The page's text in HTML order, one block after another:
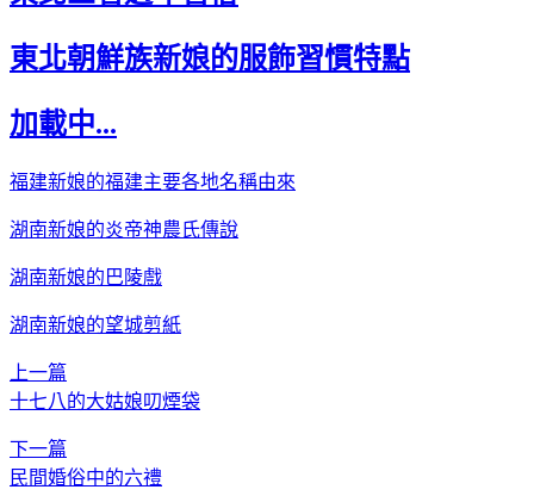
東北朝鮮族新娘的服飾習慣特點
加載中...
福建新娘的福建主要各地名稱由來
湖南新娘的炎帝神農氏傳說
湖南新娘的巴陵戲
湖南新娘的望城剪紙
上一篇
十七八的大姑娘叨煙袋
下一篇
民間婚俗中的六禮